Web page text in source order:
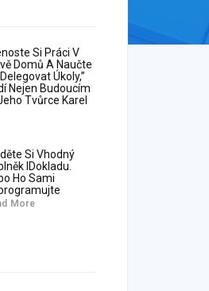
Si Práci V
Domů A Naučte
Úkoly,”
Nejen Budoucím
Tvůrce Karel
Si Vhodný
IDokladu.
Ho Sami
More